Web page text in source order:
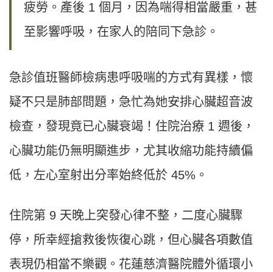
疲勞。產後 1 個月，因為喘得相當嚴重，甚
至影響呼吸，在家人的陪同下急診。
急診值班醫師檢病患呼吸喘的方式有異樣，懷
疑不只是肺部問題，急忙為她安排心臟超音波
檢查，發現竟已心臟衰竭！住院治療 1 週後，
心臟功能仍無明顯進步，尤其收縮功能持續偏
低，左心室射出分率始終低於 45%。
住院第 9 天晚上突發心律不整，二度心臟驟
停，所幸經搶救後恢復心跳，但心臟各項數值
表現仍相當不樂觀。花蓮慈濟醫院體外循環小